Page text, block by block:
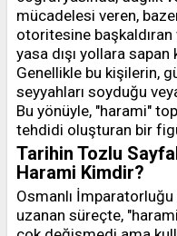
mücadelesi veren,
otoritesine
yasa dışı yollara sapan
Genellikle bu kişilerin,
seyyahları soyduğu
Bu yönüyle, "harami"
tehdidi oluşturan bir
Tarihin Tozlu
Harami Kimdir?
Osmanlı
uzanan süreçte,